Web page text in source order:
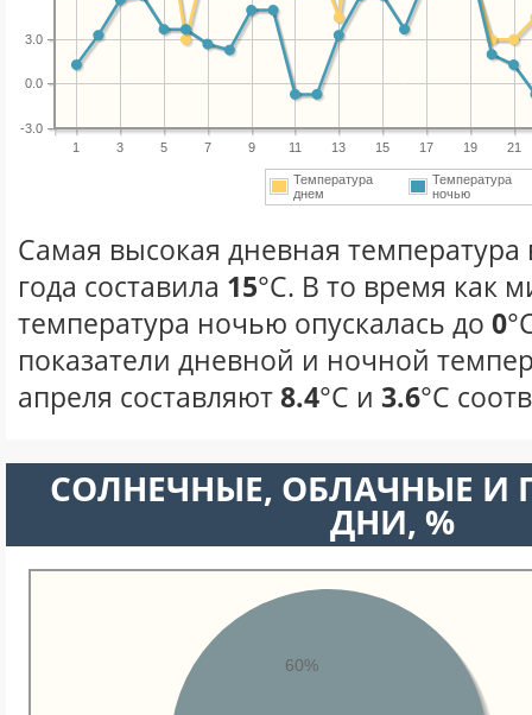
1 3 5 7 9 11 13 15 17 19 21
-3.0
0.0
3.0
Температура
днем
Температура
ночью
Самая высокая дневная температура
года составила 15°С. В то время как
температура ночью опускалась до 0
показатели дневной и ночной
апреля составляют8.4°С и 3.6°С
CОЛНЕЧНЫЕ, ОБЛАЧНЫЕ И
ДНИ, %
60%